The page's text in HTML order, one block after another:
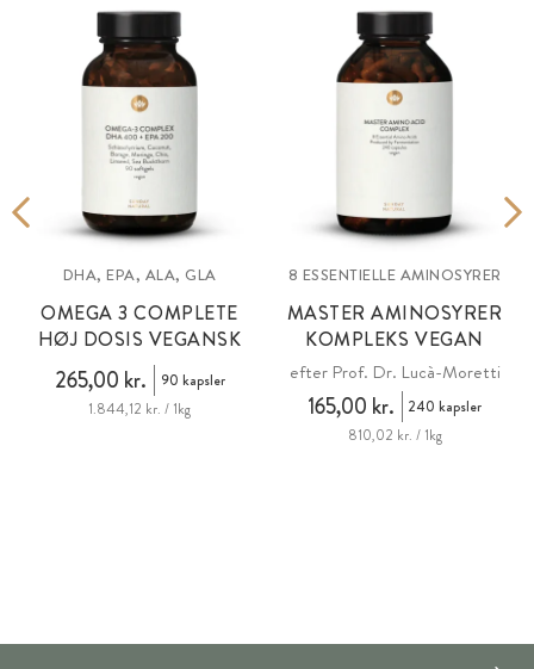
DHA, EPA, ALA, GLA
OMEGA 3 COMPLETE
HØJ DOSIS VEGANSK
265,00 kr.
90 kapsler
1.844,12 kr. / 1kg
8 ESSENTIELLE AMINOSYRER
MASTER AMINOSYRER
KOMPLEKS VEGAN
efter Prof. Dr. Lucà-Moretti
165,00 kr.
240 kapsler
810,02 kr. / 1kg